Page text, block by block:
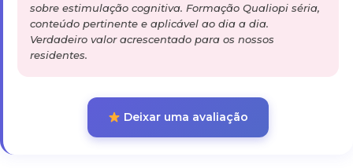
sobre estimulação cognitiva. Formação Qualiopi séria,
conteúdo pertinente e aplicável ao dia a dia.
Verdadeiro valor acrescentado para os nossos
residentes.
Deixar uma avaliação